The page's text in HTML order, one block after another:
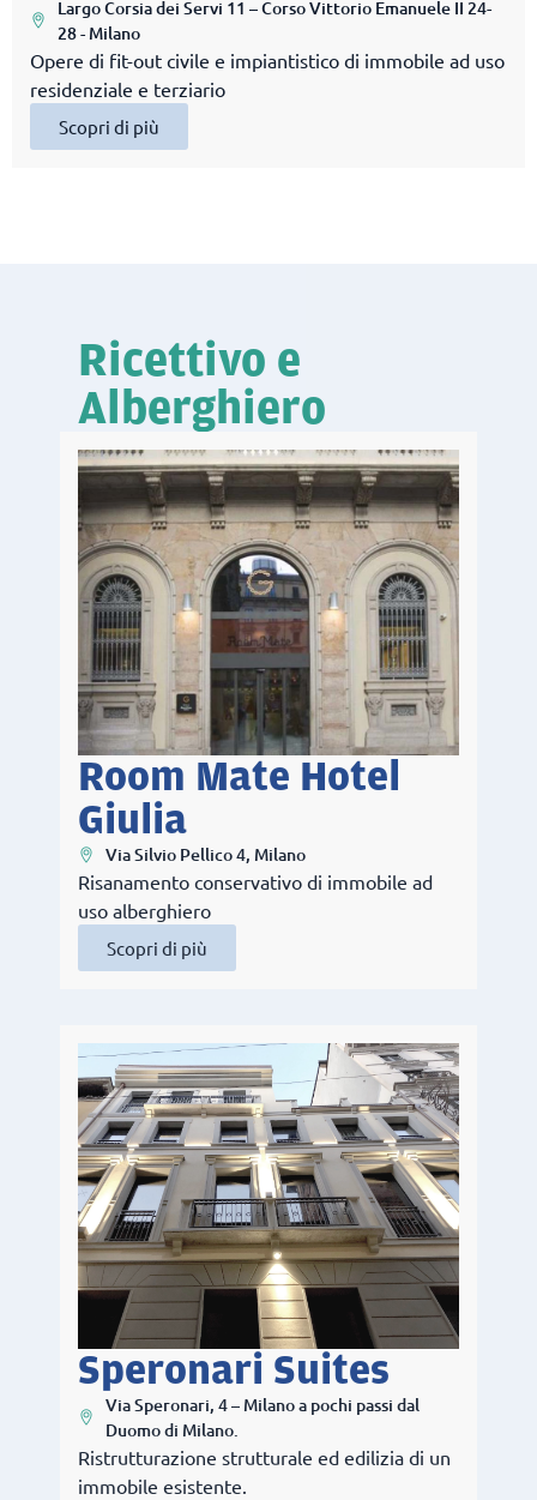
Largo Corsia dei Servi 11 – Corso Vittorio Emanuele II 24-
28 - Milano
Opere di fit-out civile e impiantistico di immobile ad uso
residenziale e terziario
Scopri di più
Ricettivo e
Alberghiero
Room Mate Hotel
Giulia
Via Silvio Pellico 4, Milano
Risanamento conservativo di immobile ad
uso alberghiero
Scopri di più
Speronari Suites
Via Speronari, 4 – Milano a pochi passi dal
Duomo di Milano.
Ristrutturazione strutturale ed edilizia di un
immobile esistente.